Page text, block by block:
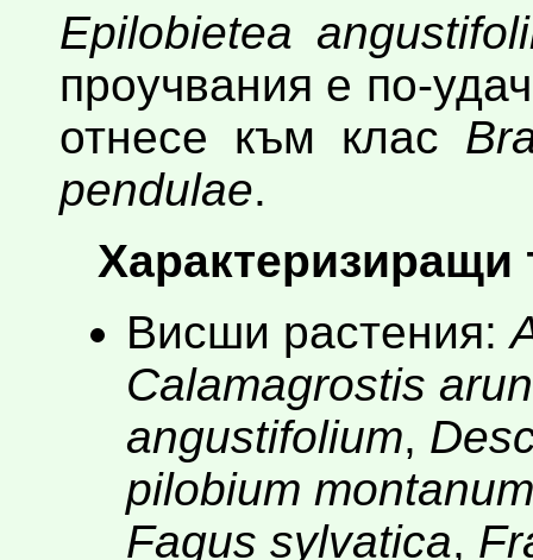
Epilobietea
проучвания е по-
отнесе към клас
pendulae.
Характеризиращи
Висши растения:
Calamagrostis
angustifolium,
pilobium montanum
Fagus sylvatica,